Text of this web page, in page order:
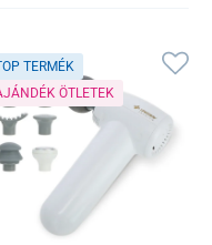
TERMÉK
ÖTLETEK